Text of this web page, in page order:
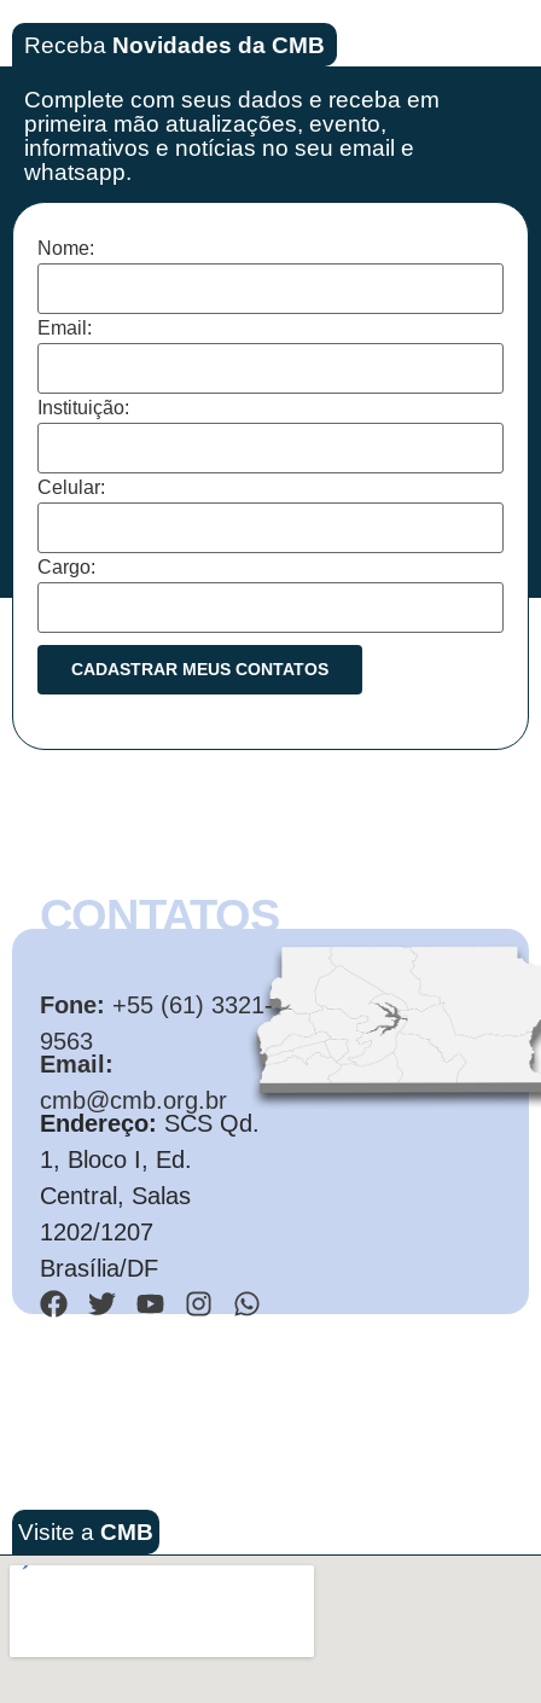
Receba Novidades da CMB
Complete com seus dados e receba em
primeira mão atualizações, evento,
informativos e notícias no seu email e
whatsapp.
Nome:
Email:
Instituição:
Celular:
Cargo:
CONTATOS
Fone: +55 (61) 3321-
9563
Email:
cmb@cmb.org.br
Endereço: SCS Qd.
1, Bloco I, Ed.
Central, Salas
1202/1207
Brasília/DF
Visite a CMB